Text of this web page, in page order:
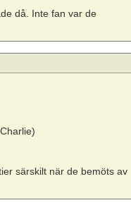
då. Inte fan var de
särskilt när de bemöts av